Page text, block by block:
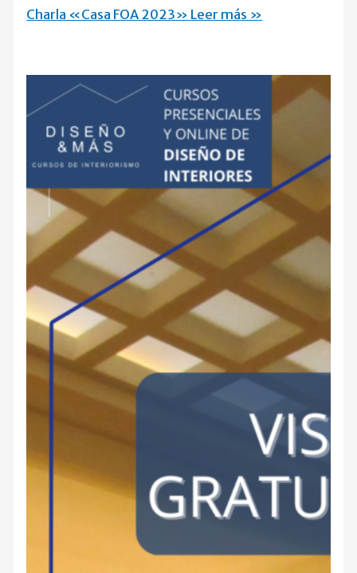
Charla «Casa FOA 2023» Leer más »